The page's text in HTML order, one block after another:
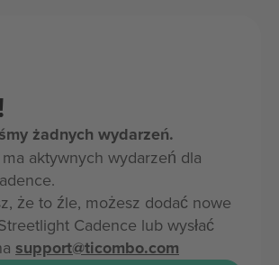
żadnych wydarzeń.
aktywnych wydarzeń dla
że to źle, możesz dodać nowe
Cadence lub wysłać
support@ticombo.com